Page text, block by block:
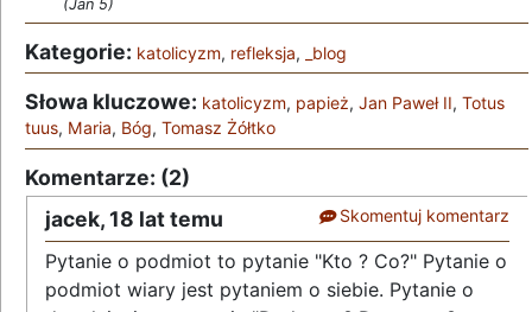
(Jan 5)
Kategorie: katolicyzm, refleksja, _blog
Słowa kluczowe: katolicyzm, papież, Jan Paweł II, Totus
tuus, Maria, Bóg, Tomasz Żółtko
Komentarze: (2)
jacek,18 lat temu Skomentuj komentarz
Pytanie o podmiot to pytanie "Kto ? Co?" Pytanie o
podmiot wiary jest pytaniem o siebie. Pytanie o